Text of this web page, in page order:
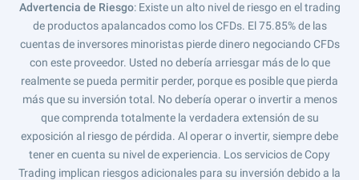
Advertencia de Riesgo: Existe un alto nivel de riesgo en el trading
de productos apalancados como los CFDs. El 75.85% de las
cuentas de inversores minoristas pierde dinero negociando CFDs
con este proveedor. Usted no debería arriesgar más de lo que
realmente se pueda permitir perder, porque es posible que pierda
más que su inversión total. No debería operar o invertir a menos
que comprenda totalmente la verdadera extensión de su
exposición al riesgo de pérdida. Al operar o invertir, siempre debe
tener en cuenta su nivel de experiencia. Los servicios de Copy
Trading implican riesgos adicionales para su inversión debido a la